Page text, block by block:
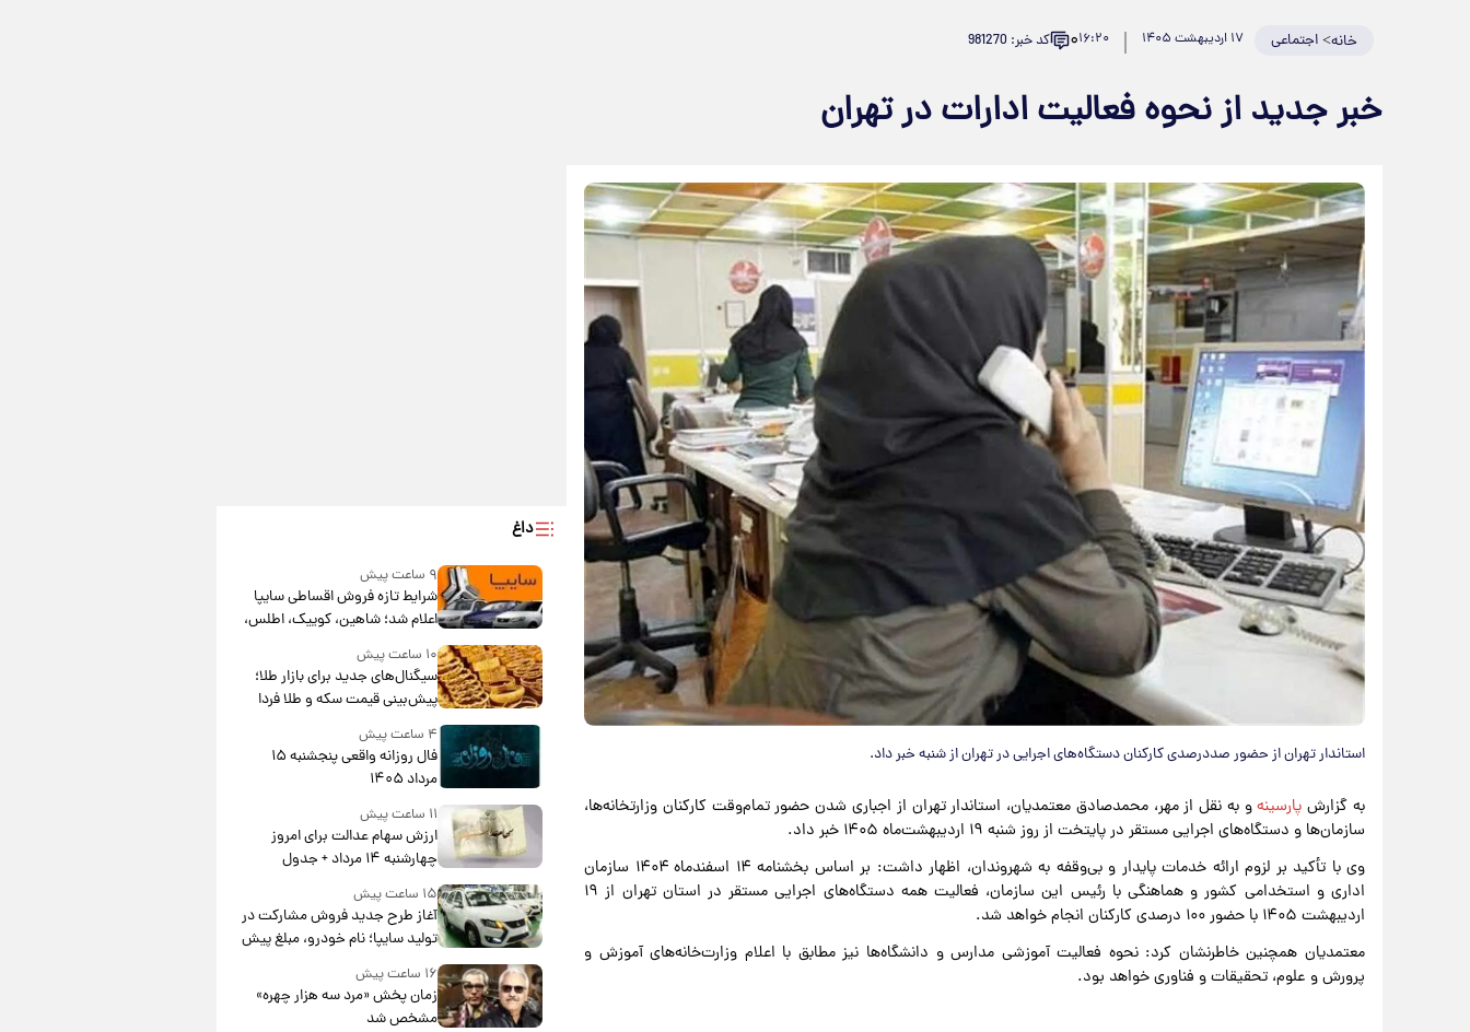
خانه>اجتماعی ۱۷ اردیبهشت ۱۴۰۵ ۱۶:۲۰۰ کد خبر: 981270
خبر جدید از نحوه فعالیت ادارات در تهران
استاندار تهران از حضور صددرصدی کارکنان دستگاه‌های اجرایی در تهران از شنبه خبر داد.
به گزارش پارسینهو به نقل از مهر، محمدصادق معتمدیان، استاندار تهران از اجباری شدن حضور تمام‌وقت کارکنان وزارتخانه‌ها،
سازمان‌ها و دستگاه‌های اجرایی مستقر در پایتخت از روز شنبه ۱۹ اردیبهشت‌ماه ۱۴۰۵ خبر داد.
وی با تأکید بر لزوم ارائه خدمات پایدار و بی‌وقفه به شهروندان، اظهار داشت: بر اساس بخشنامه ۱۴ اسفندماه ۱۴۰۴ سازمان
اداری و استخدامی کشور و هماهنگی با رئیس این سازمان، فعالیت همه دستگاه‌های اجرایی مستقر در استان تهران از ۱۹
اردیبهشت ۱۴۰۵ با حضور ۱۰۰ درصدی کارکنان انجام خواهد شد.
معتمدیان همچنین خاطرنشان کرد: نحوه فعالیت آموزشی مدارس و دانشگاه‌ها نیز مطابق با اعلام وزارت‌خانه‌های آموزش و
پرورش و علوم، تحقیقات و فناوری خواهد بود.
داغ
۹ ساعت پیش
شرایط تازه فروش اقساطی سایپا
اعلام شد؛ شاهین، کوییک، اطلس،
سهند و ساینا با اقساط بلندمدت +
جدول۱۰ ساعت پیش
سیگنال‌های جدید برای بازار طلا؛
پیش‌بینی قیمت سکه و طلا فردا
۴ ساعت پیش
فال روزانه واقعی پنجشنبه ۱۵
مرداد ۱۴۰۵
۱۱ ساعت پیش
ارزش سهام عدالت برای امروز
چهارشنبه ۱۴ مرداد + جدول
۱۵ ساعت پیش
آغاز طرح جدید فروش مشارکت در
تولید سایپا؛ نام خودرو، مبلغ پیش
پرداخت و زمان تحویل | سود
مشارکت چند درصد است؟
۱۶ ساعت پیش
زمان پخش «مرد سه هزار چهره»
مشخص شد